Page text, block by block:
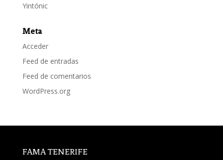
Yintónic
Meta
Acceder
Feed de entradas
Feed de comentarios
WordPress.org
FAMA TENERIFE